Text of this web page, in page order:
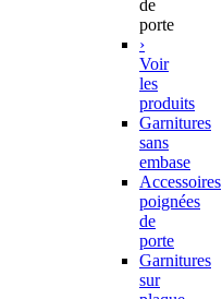
de
porte
›
Voir
les
produits
Garnitures
sans
embase
Accessoires
poignées
de
porte
Garnitures
sur